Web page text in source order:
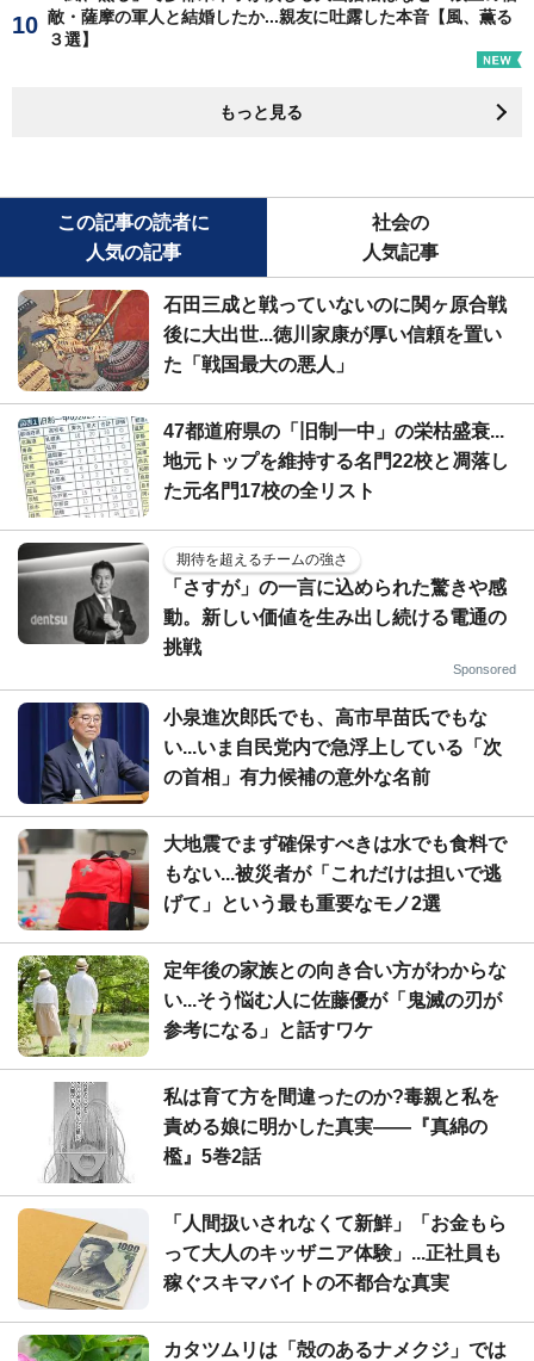
敵・薩摩の軍人と結婚したか...親友に吐露した本音【風、薫る
３選】
もっと見る
この記事の読者に
人気の記事
社会の
人気記事
石田三成と戦っていないのに関ヶ原合戦
後に大出世...徳川家康が厚い信頼を置い
た「戦国最大の悪人」
47都道府県の「旧制一中」の栄枯盛衰...
地元トップを維持する名門22校と凋落し
た元名門17校の全リスト
期待を超えるチームの強さ
「さすが」の一言に込められた驚きや感
動。新しい価値を生み出し続ける電通の
挑戦
Sponsored
小泉進次郎氏でも、高市早苗氏でもな
い...いま自民党内で急浮上している「次
の首相」有力候補の意外な名前
大地震でまず確保すべきは水でも食料で
もない...被災者が「これだけは担いで逃
げて」という最も重要なモノ2選
定年後の家族との向き合い方がわからな
い...そう悩む人に佐藤優が「鬼滅の刃が
参考になる」と話すワケ
私は育て方を間違ったのか?毒親と私を
責める娘に明かした真実――『真綿の
檻』5巻2話
「人間扱いされなくて新鮮」「お金もら
って大人のキッザニア体験」...正社員も
稼ぐスキマバイトの不都合な真実
カタツムリは「殻のあるナメクジ」では